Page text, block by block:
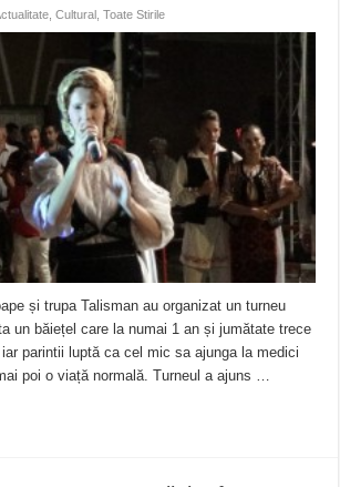
,Cultural ,Toate Stirile
și trupa Talisman au organizat un turneu
un băiețel care la numai 1 an și jumătate trece
parintii luptă ca cel mic sa ajunga la medici
poi o viață normală. Turneul a ajuns …